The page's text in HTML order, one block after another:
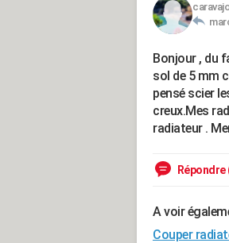
caravajo
Bonjour , du
sol de 5 mm
pensé scier
creux.Mes
radiateur .
Répondre
A voir
Couper